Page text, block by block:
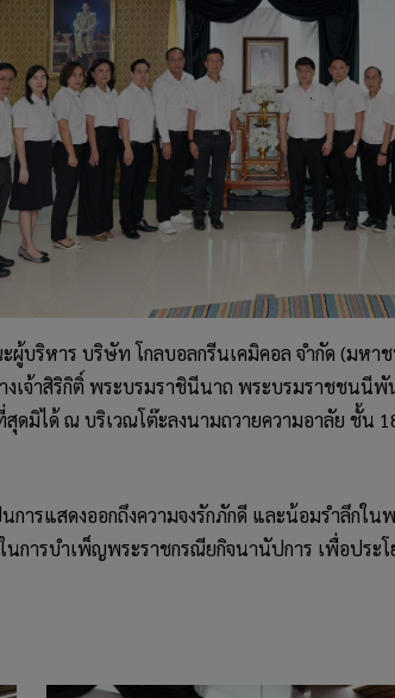
บริหาร บริษัท โกลบอลกรีนเคมิคอล จำกัด (มหาช
งเจ้าสิริกิติ์ พระบรมราชินีนาถ พระบรมราชชนนี
มิได้ ณ บริเวณโต๊ะลงนามถวายความอาลัย ชั้น
การแสดงออกถึงความจงรักภักดี และน้อมรำลึก
นการบำเพ็ญพระราชกรณียกิจนานัปการ เพื่อประ